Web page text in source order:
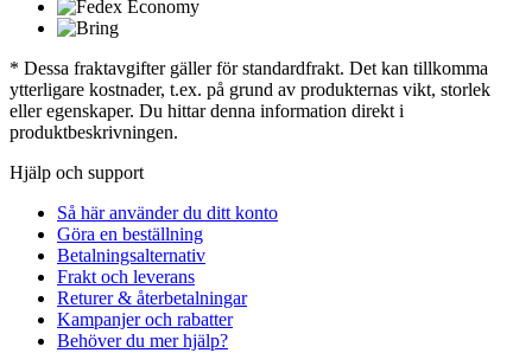
* Dessa fraktavgifter gäller för standardfrakt. Det kan tillkomma
ytterligare kostnader, t.ex. på grund av produkternas vikt, storlek
eller egenskaper. Du hittar denna information direkt i
produktbeskrivningen.
Hjälp och support
Så här använder du ditt konto
Göra en beställning
Betalningsalternativ
Frakt och leverans
Returer & återbetalningar
Kampanjer och rabatter
Behöver du mer hjälp?